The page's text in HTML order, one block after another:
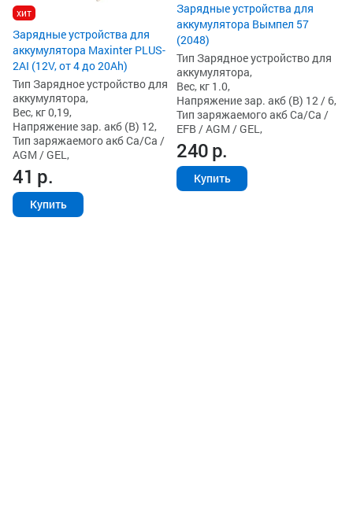
хит
Зарядные устройства для
аккумулятора Maxinter PLUS-
2AI (12V, от 4 до 20Ah)
Тип Зарядное устройство для
аккумулятора,
Вес, кг 0,19,
Напряжение зар. акб (В) 12,
Тип заряжаемого акб Ca/Ca /
AGM / GEL,
41 р.
Купить
Зарядные устройства для
аккумулятора Вымпел 57
(2048)
Тип Зарядное устройство для
аккумулятора,
Вес, кг 1.0,
Напряжение зар. акб (В) 12 / 6,
Тип заряжаемого акб Ca/Ca /
EFB / AGM / GEL,
240р.
Купить